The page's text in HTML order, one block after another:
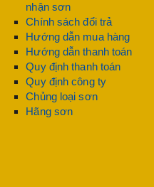
nhận sơn
Chính sách đổi trả
Hướng dẫn mua hàng
Hướng dẫn thanh toán
Quy định thanh toán
Quy định công ty
Chủng loại sơn
Hãng sơn